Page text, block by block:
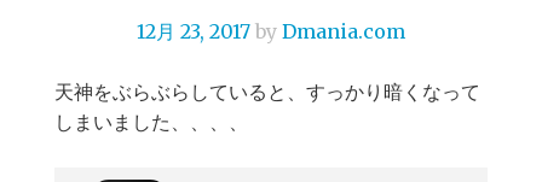
12月 23, 2017 by Dmania.com
天神をぶらぶらしていると、すっかり暗くなって
しまいました、、、、